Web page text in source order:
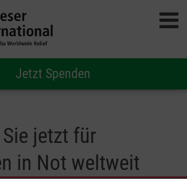
Jetzt Spenden
jetzt für
in Not weltweit